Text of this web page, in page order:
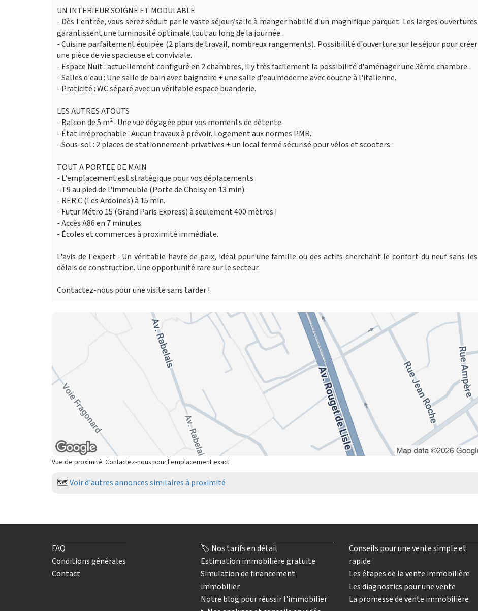
UN INTERIEUR SOIGNE ET MODULABLE
- Dès l'entrée, vous serez séduit par le vaste séjour/salle à manger habillé d'un magnifique parquet. Les larges ouvertures
garantissent une luminosité optimale tout au long de la journée.
- Cuisine parfaitement équipée (2 plans de travail, nombreux rangements). Possibilité d'ouverture sur le séjour pour créer
une pièce de vie spacieuse et conviviale.
- Espace Nuit : actuellement configuré en 2 chambres, il y très facilement la possibilité d'aménager une 3ème chambre.
- Salles d'eau : Une salle de bain avec baignoire + une salle d'eau moderne avec douche à l'italienne.
- Praticité : WC séparé avec un véritable espace buanderie.
LES AUTRES ATOUTS
- Balcon de 5 m² : Une vue dégagée pour vos moments de détente.
- État irréprochable : Aucun travaux à prévoir. Logement aux normes PMR.
- Sous-sol : 2 places de stationnement privatives + un local fermé sécurisé pour vélos et scooters.
TOUT A PORTEE DE MAIN
- L'emplacement est stratégique pour vos déplacements :
- T9 au pied de l'immeuble (Porte de Choisy en 13 min).
- RER C (Les Ardoines) à 15 min.
- Futur Métro 15 (Grand Paris Express) à seulement 400 mètres !
- Accès A86 en 7 minutes.
- Écoles et commerces à proximité immédiate.
L'avis de l'expert : Un véritable havre de paix, idéal pour une famille ou des actifs cherchant le confort du neuf sans les
délais de construction. Une opportunité rare sur le secteur.
Contactez-nous pour une visite sans tarder !
Vue de proximité. Contactez-nous pour l'emplacement exact
🗺️Voir d'autres annonces similaires à proximité
FAQ
Conditions générales
Contact
🏷️ Nos tarifs en détail
Estimation immobilière gratuite
Simulation de financement
immobilier
Notre blog pour réussir l'immobilier
Conseils pour une vente simple et
rapide
Les étapes de la vente immobilière
Les diagnostics pour une vente
La promesse de vente immobilière